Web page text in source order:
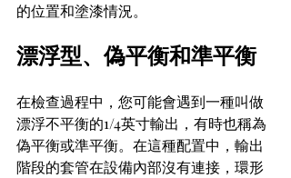
的位置和塗漆情況。
漂浮型、偽平衡和準平衡
在檢查過程中，您可能會遇到一種叫做
漂浮不平衡的1/4英寸輸出，有時也稱為
偽平衡或準平衡。在這種配置中，輸出
階段的套管在設備內部沒有連接，環形